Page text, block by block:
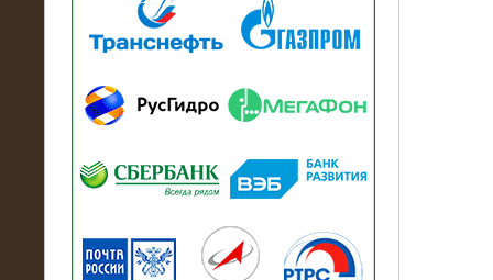
Активно-реактивные нагрузочные
модули 15 МВт (21,5 МВА) На Кубок
конфедераций